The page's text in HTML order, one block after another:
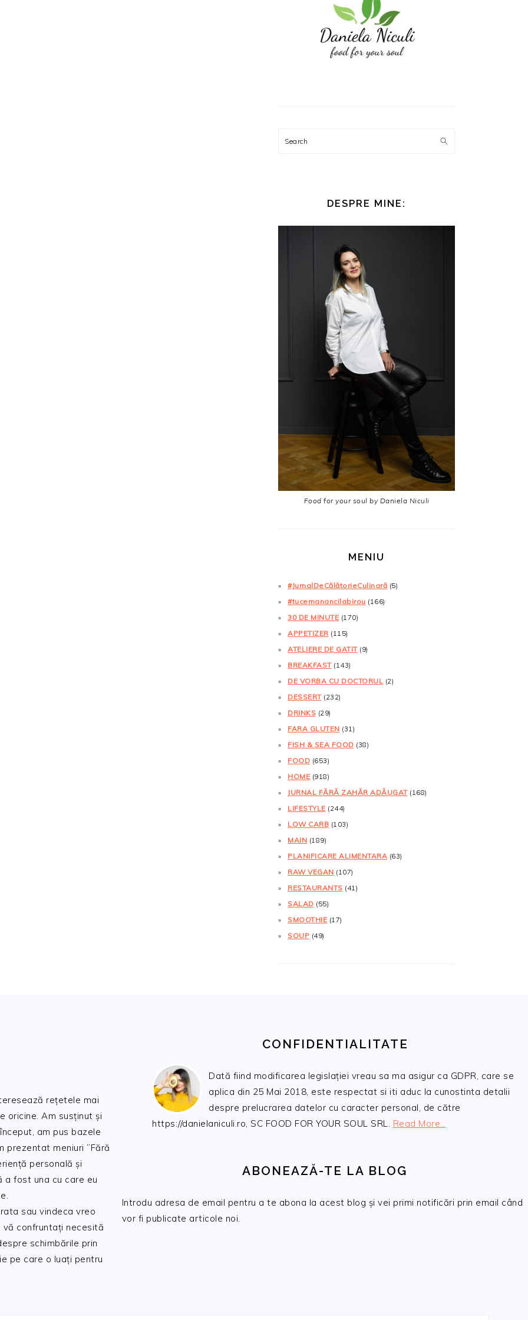
Search
DESPRE MINE:
Food for your soul by Daniela Niculi
MENIU
#JurnalDeCălătorieCulinară (5)
#tucemanancilabirou (166)
30 DE MINUTE (170)
APPETIZER (115)
ATELIERE DE GATIT(9)
BREAKFAST(143)
DE VORBA CU DOCTORUL (2)
DESSERT(232)
DRINKS (29)
FARA GLUTEN (31)
FISH & SEA FOOD (38)
FOOD (653)
HOME (918)
JURNAL FĂRĂ ZAHĂR ADĂUGAT(168)
LIFESTYLE (244)
LOW CARB (103)
MAIN (189)
PLANIFICARE ALIMENTARA (63)
RAW VEGAN (107)
RESTAURANTS (41)
SALAD (55)
SMOOTHIE (17)
SOUP (49)
rețetele mai
oricine. Am susținut și
am pus bazele
prezentat meniuri ”Fără
personală și
a fost una cu care eu
sau vindeca vreo
confruntați necesită
schimbările prin
pe care o luați pentru
CONFIDENTIALITATE
Dată fiind modificarea legislației vreau sa ma asigur ca GDPR, care se
aplica din 25 Mai 2018, este respectat si iti aduc la cunostinta detalii
despre prelucrarea datelor cu caracter personal, de către
https://danielaniculi.ro, SC FOOD FOR YOUR SOUL SRL. Read More…
ABONEAZĂ-TE LA BLOG
Introdu adresa de email pentru a te abona la acest blog și vei primi notificări prin email când
vor fi publicate articole noi.